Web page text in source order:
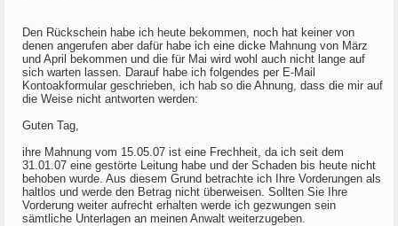
Den Rückschein habe ich heute bekommen, noch hat keiner von
denen angerufen aber dafür habe ich eine dicke Mahnung von März
und April bekommen und die für Mai wird wohl auch nicht lange auf
sich warten lassen. Darauf habe ich folgendes per E-Mail
Kontoakformular geschrieben, ich hab so die Ahnung, dass die mir auf
die Weise nicht antworten werden:
Guten Tag,
ihre Mahnung vom 15.05.07 ist eine Frechheit, da ich seit dem
31.01.07 eine gestörte Leitung habe und der Schaden bis heute nicht
behoben wurde. Aus diesem Grund betrachte ich Ihre Vorderungen als
haltlos und werde den Betrag nicht überweisen. Sollten Sie Ihre
Vorderung weiter aufrecht erhalten werde ich gezwungen sein
sämtliche Unterlagen an meinen Anwalt weiterzugeben.